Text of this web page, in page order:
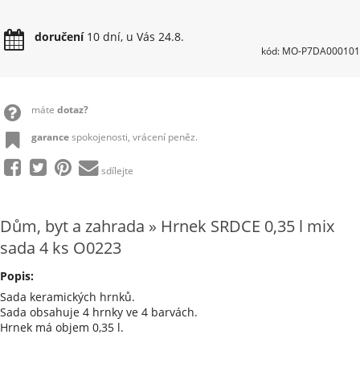
doručení10 dní, u Vás 24.8.
kód: MO-P7DA000101
máte dotaz?
garancespokojenosti, vrácení peněz.
sdílejte
Dům, byt a zahrada » Hrnek SRDCE 0,35 l mix
sada 4 ks O0223
Popis:
Sada keramických hrnků.
Sada obsahuje 4 hrnky ve 4 barvách.
Hrnek má objem 0,35 l.